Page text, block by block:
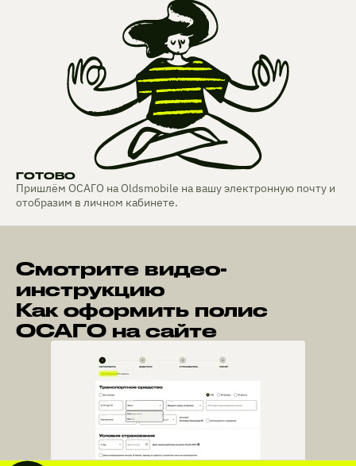
ГОТОВО
Пришлём ОСАГО на Oldsmobile на вашу электронную почту и
отобразим в личном кабинете.
Смотрите видео-
инструкцию
Как оформить полис
ОСАГО на сайте